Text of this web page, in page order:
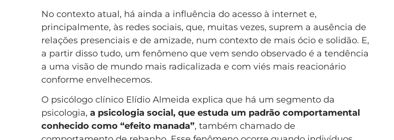
No contexto atual, há ainda a influência do acesso à internet e,
principalmente, às redes sociais, que, muitas vezes, suprem a ausência de
relações presenciais e de amizade, num contexto de mais ócio e solidão. E,
a partir disso tudo, um fenômeno que vem sendo observado é a tendência
a uma visão de mundo mais radicalizada e com viés mais reacionário
conforme envelhecemos.
O psicólogo clínico Elídio Almeida explica que há um segmento da
psicologia, a psicologia social, que estuda um padrão comportamental
conhecido como “efeito manada”, também chamado de